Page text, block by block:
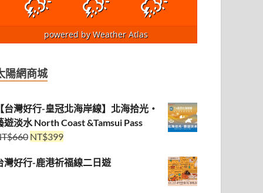
powered byWeather Atlas
陽網商城
台灣好行-皇冠北海岸線】北海拾光・
遊淡水 North Coast &Tamsui Pass
660 NT$399
灣好行-鹿港祈福線二日遊